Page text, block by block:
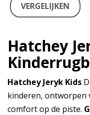
VERGELIJKEN
Hatchey
Hatchey Jeryk Kids
kinderen, ontworpen
comfort op de piste.